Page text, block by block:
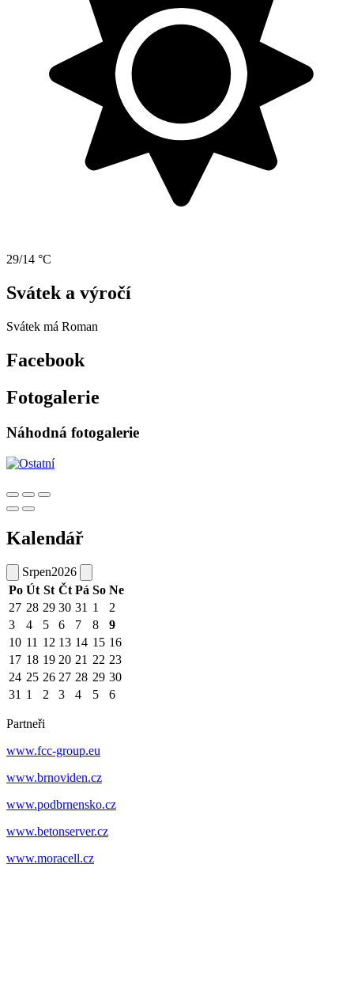
29/14 °C
Svátek a výročí
Svátek má Roman
Facebook
Fotogalerie
Náhodná fotogalerie
Kalendář
Srpen2026
Po Út St Čt Pá So Ne
27 28 29 30 31 1
2
3
4 5 6 7 8
9
10 11 12 13 14 15 16
17 18 19 20 21 22 23
24 25 26 27 28 29 30
31 1 2 3 4 5 6
Partneři
www.fcc-group.eu
www.brnoviden.cz
www.podbrnensko.cz
www.betonserver.cz
www.moracell.cz